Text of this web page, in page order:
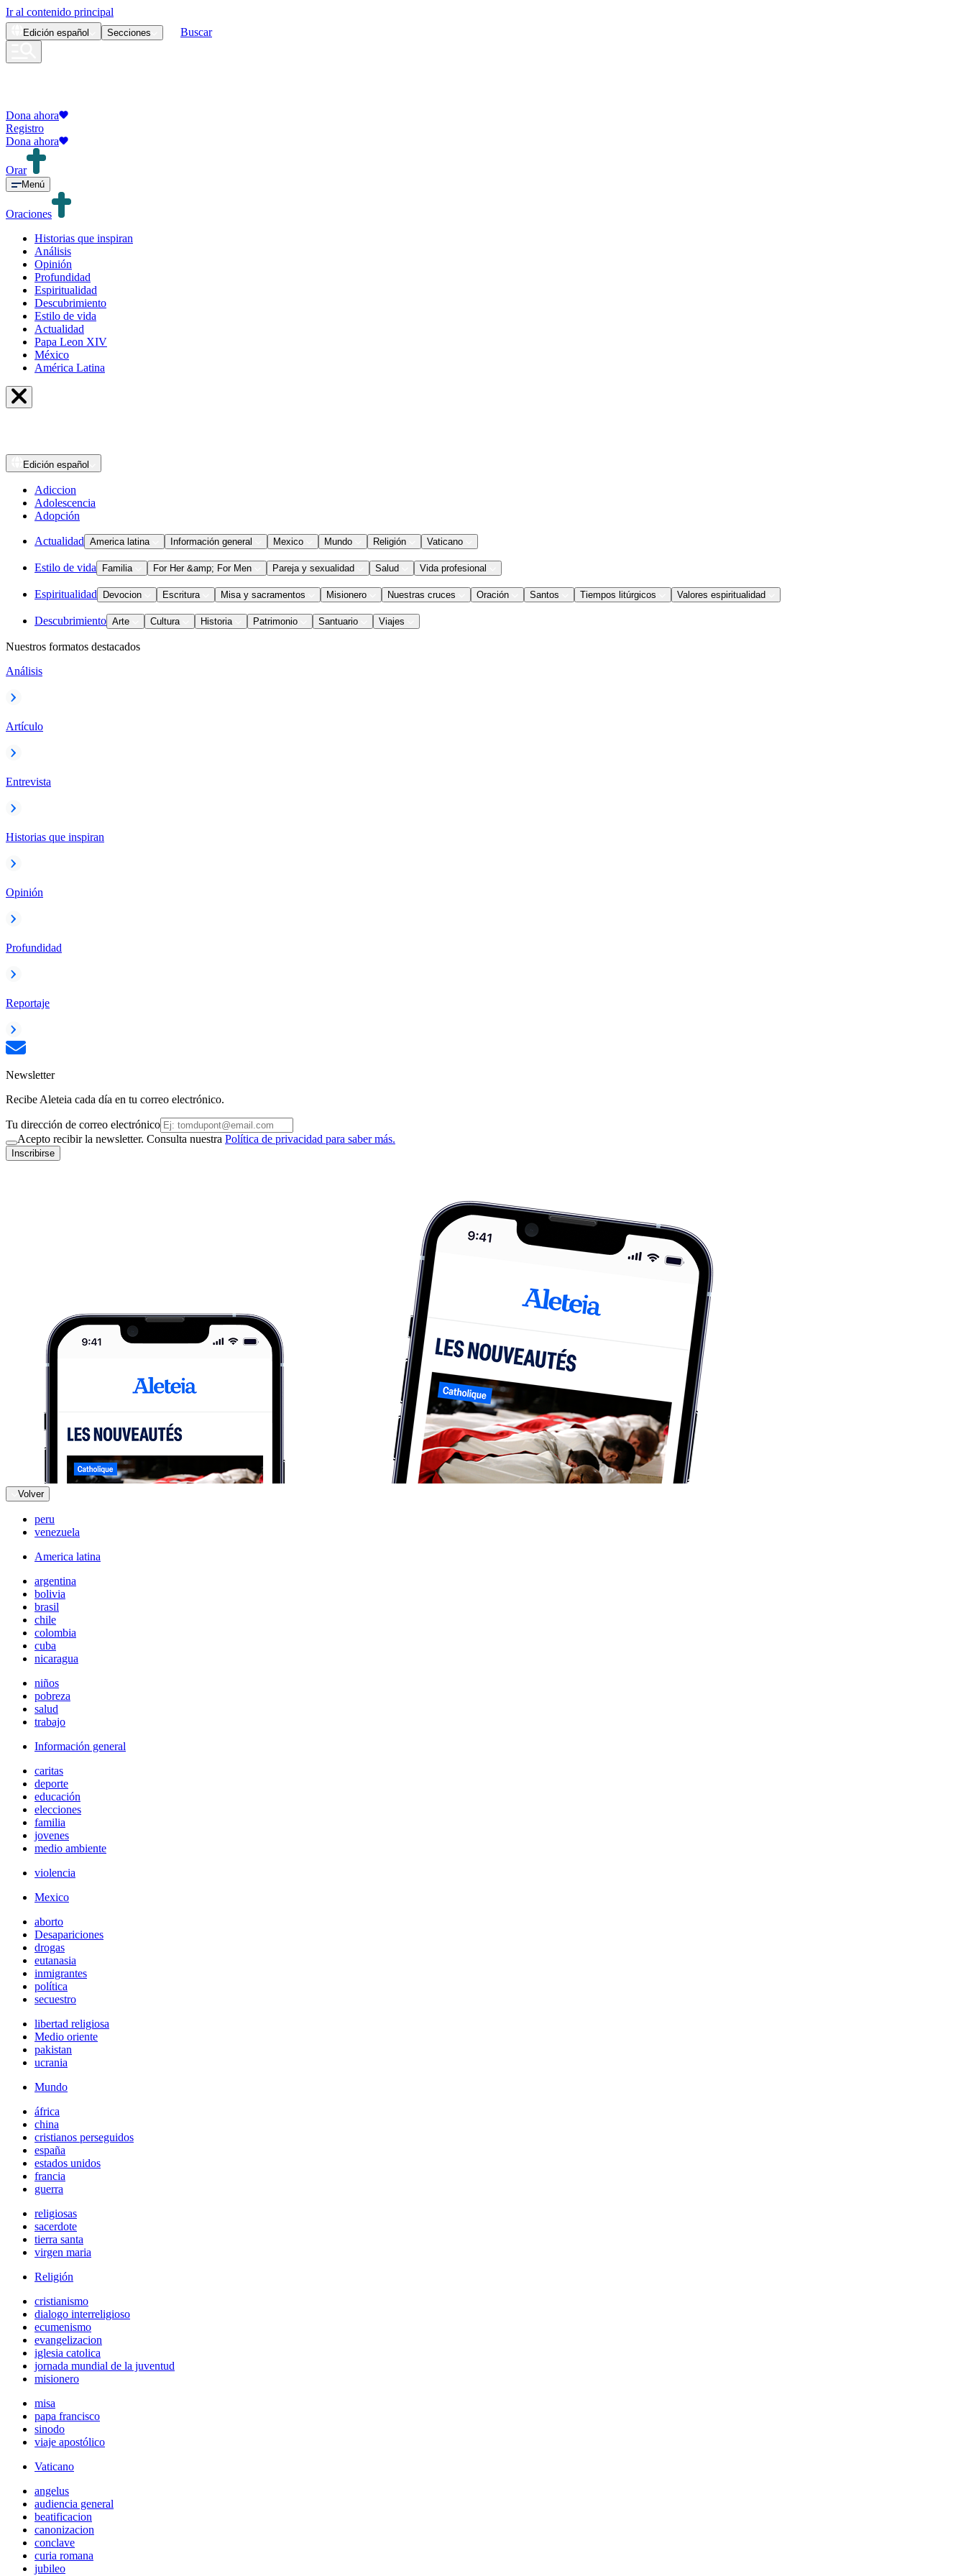
Ir al contenido principal
Edición español Secciones Buscar
Dona ahora
Registro
Dona ahora
Orar
Menú
Oraciones
Historias que inspiran
Análisis
Opinión
Profundidad
Espiritualidad
Descubrimiento
Estilo de vida
Actualidad
Papa Leon XIV
México
América Latina
Edición español
Adiccion
Adolescencia
Adopción
Actualidad America latina Información general Mexico Mundo Religión Vaticano
Estilo de vida Familia For Her &amp; For Men Pareja y sexualidad Salud Vida profesional
Espiritualidad Devocion Escritura Misa y sacramentos Misionero Nuestras cruces Oración Santos Tiempos litúrgicos Valores espiritualidad
Descubrimiento Arte Cultura Historia Patrimonio Santuario Viajes
Nuestros formatos destacados
Análisis
Artículo
Entrevista
Historias que inspiran
Opinión
Profundidad
Reportaje
Newsletter
Recibe Aleteia cada día en tu correo electrónico.
Tu dirección de correo electrónico
Acepto recibir la newsletter. Consulta nuestra Política de privacidad para saber más.
Inscribirse
Volver
peru
venezuela
America latina
argentina
bolivia
brasil
chile
colombia
cuba
nicaragua
niños
pobreza
salud
trabajo
Información general
caritas
deporte
educación
elecciones
familia
jovenes
medio ambiente
violencia
Mexico
aborto
Desapariciones
drogas
eutanasia
inmigrantes
política
secuestro
libertad religiosa
Medio oriente
pakistan
ucrania
Mundo
áfrica
china
cristianos perseguidos
españa
estados unidos
francia
guerra
religiosas
sacerdote
tierra santa
virgen maria
Religión
cristianismo
dialogo interreligioso
ecumenismo
evangelizacion
iglesia catolica
jornada mundial de la juventud
misionero
misa
papa francisco
sinodo
viaje apostólico
Vaticano
angelus
audiencia general
beatificacion
canonizacion
conclave
curia romana
jubileo